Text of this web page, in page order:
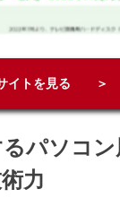
イトを見る ＞
パソコ
力